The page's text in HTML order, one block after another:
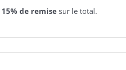
15% de remise sur le total.